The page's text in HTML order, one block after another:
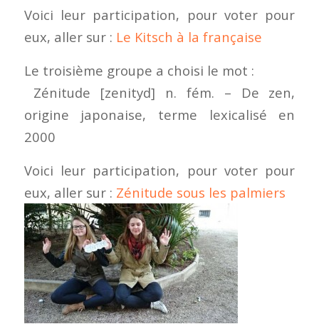
Voici leur participation, pour voter pour
eux, aller sur : Le Kitsch à la française
Le troisième groupe a choisi le mot :
Zénitude [zenityd] n. fém. – De zen,
origine japonaise, terme lexicalisé en
2000
Voici leur participation, pour voter pour
eux, aller sur : Zénitude sous les palmiers